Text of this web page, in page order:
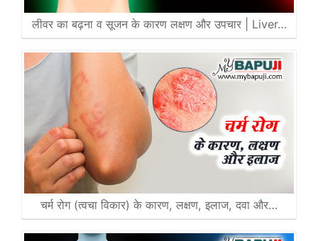
लीवर का बढ़ना व सूजन के कारण लक्षण और उपचार | Liver…
चर्म रोग (त्वचा विकार) के कारण, लक्षण, इलाज, दवा और…